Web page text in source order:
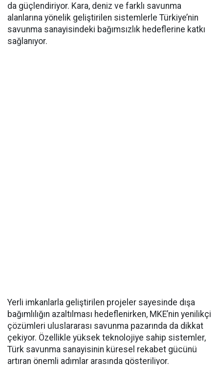
da güçlendiriyor. Kara, deniz ve farklı savunma
alanlarına yönelik geliştirilen sistemlerle Türkiye’nin
savunma sanayisindeki bağımsızlık hedeflerine katkı
sağlanıyor.
Yerli imkanlarla geliştirilen projeler sayesinde dışa
bağımlılığın azaltılması hedeflenirken, MKE’nin yenilikçi
çözümleri uluslararası savunma pazarında da dikkat
çekiyor. Özellikle yüksek teknolojiye sahip sistemler,
Türk savunma sanayisinin küresel rekabet gücünü
artıran önemli adımlar arasında gösteriliyor.